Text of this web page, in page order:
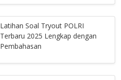
Latihan Soal Tryout POLRI
Terbaru 2025 Lengkap dengan
Pembahasan